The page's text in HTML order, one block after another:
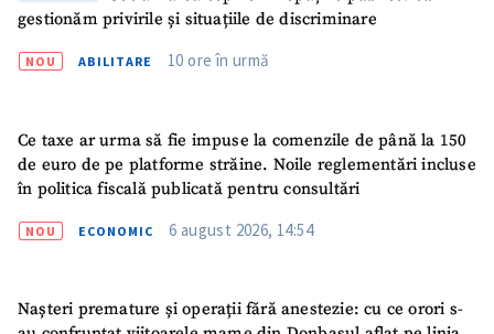
gestionăm privirile și situațiile de discriminare
NOU ABILITARE 10 ore în urmă
Ce taxe ar urma să fie impuse la comenzile de până la 150
de euro de pe platforme străine. Noile reglementări incluse
în politica fiscală publicată pentru consultări
NOU ECONOMIC 6 august 2026, 14:54
Nașteri premature și operații fără anestezie: cu ce orori s-